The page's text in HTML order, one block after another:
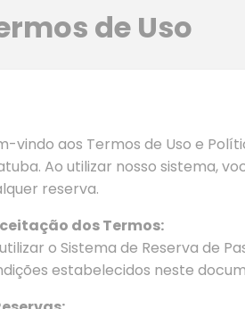
de Uso
vindo aos Termos de Uso e
Ao utilizar nosso sistema,
reserva.
dos Termos:
o Sistema de Reserva de
estabelecidos neste